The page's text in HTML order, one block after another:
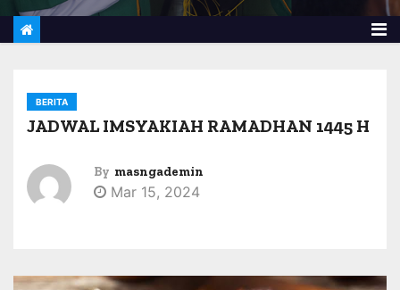
BERITA
JADWAL IMSYAKIAH RAMADHAN 1445 H
By masngademin
Mar 15, 2024